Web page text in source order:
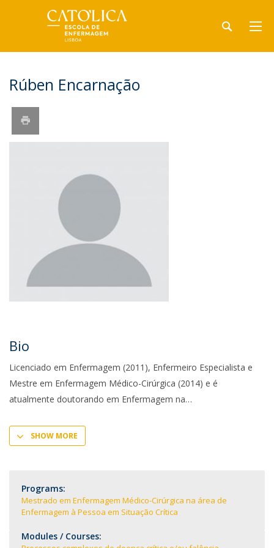
Rúben Encarnação
Bio
Licenciado em Enfermagem (2011), Enfermeiro Especialista e
Mestre em Enfermagem Médico-Cirúrgica (2014) e é
atualmente doutorando em Enfermagem na
SHOW MORE
Programs:
Mestrado em Enfermagem Médico-Cirúrgica na área de
Enfermagem à Pessoa em Situação Crítica
Modules / Courses: